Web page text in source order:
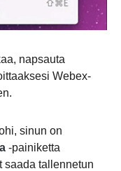
napsauta
Webex-
sinun on
-painiketta
saada tallennetun